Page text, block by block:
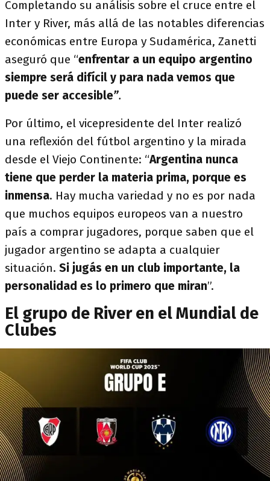
Completando su análisis sobre el cruce entre el
Inter y River, más allá de las notables diferencias
económicas entre Europa y Sudamérica, Zanetti
aseguró que “enfrentar a un equipo argentino
siempre será difícil y para nada vemos que
puede ser accesible”.
Por último, el vicepresidente del Inter realizó
una reflexión del fútbol argentino y la mirada
desde el Viejo Continente: “Argentina nunca
tiene que perder la materia prima, porque es
inmensa. Hay mucha variedad y no es por nada
que muchos equipos europeos van a nuestro
país a comprar jugadores, porque saben que el
jugador argentino se adapta a cualquier
situación. Si jugás en un club importante, la
personalidad es lo primero que miran”.
El grupo de River en el Mundial de
Clubes